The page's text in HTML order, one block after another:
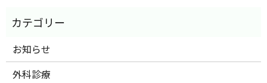
お知らせ
外科診療